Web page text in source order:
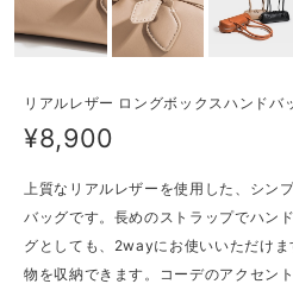
リアルレザー ロングボックスハンド
¥8,900
上質なリアルレザーを使用した、シン
バッグです。長めのストラップでハン
グとしても、2wayにお使いいただけ
物を収納できます。コーデのアクセン